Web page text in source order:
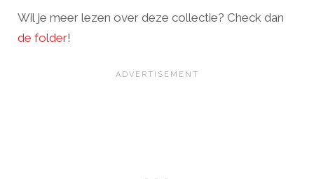
Wil je meer lezen over deze collectie? Check dan
de folder!